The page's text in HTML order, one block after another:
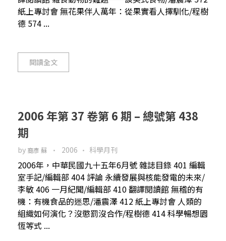
紙上專討會 無花果伴人萬年：從果實看人擇馴化/程樹
德 574 ...
閱讀全文
2006 年第 37 卷第 6 期 – 總號第 438
期
by 裔彥 蘇 2006 科學月刊
2006年，中華民國九十五年6月號 雜誌目錄 401 編輯
室手記/編輯部 404 評論 永續發展與核能發電的未來/
李敏 406 一月紀聞/編輯部 410 翻譯閱讀館 無稽的有
機：有機食品的迷思/潘震澤 412 紙上專討會 人類的
組織如何演化？沒懲罰沒合作/程樹德 414 科學暢想園
恆等式 ...